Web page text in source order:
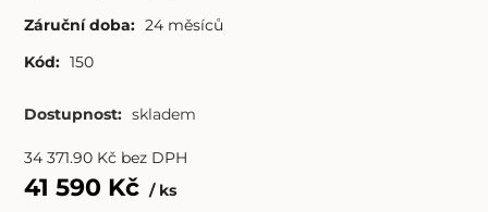
Záruční doba: 24 měsíců
Kód: 150
Dostupnost: skladem
34 371.90Kč bez DPH
41 590 Kč ks